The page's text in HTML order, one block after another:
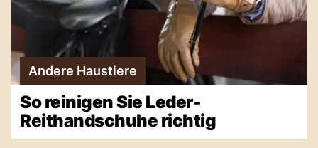
Andere Haustiere
So reinigen Sie Leder-
Reithandschuhe richtig